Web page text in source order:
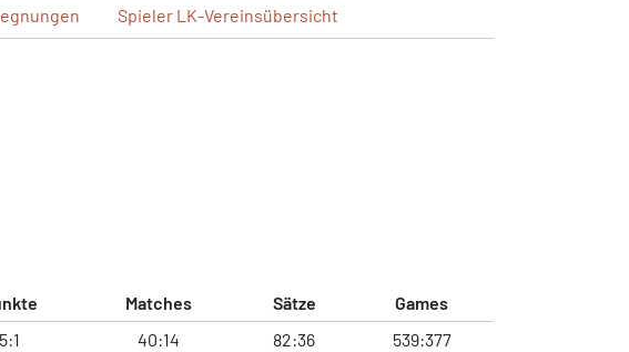
Spieler LK-Vereinsübersicht
Matches Sätze
Games
5:1 40:14 82:36 539:377